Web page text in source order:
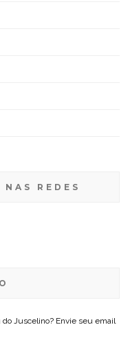
REDES
Juscelino? Envie seu email